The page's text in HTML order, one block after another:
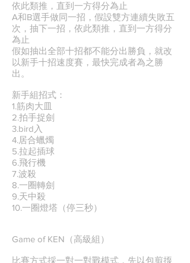
依此類推，直到一方得分為止
A和B選手做同一招，假設雙方連續失敗五
次，抽下一招，依此類推，直到一方得分
為止
假如抽出全部十招都不能分出勝負，就改
以新手十招速度賽，最快完成者為之勝
出。
新手組招式：
1.筋肉大皿
2.拍手捉劍
3.bird入
4.居合蠟燭
5.拉起插球
6.飛行機
7.波殺
8.一圈轉劍
9.天中殺
10.一圈燈塔（停三秒）
Game of KEN（高級組）
比賽方式採一對一對戰模式，先以包剪揼